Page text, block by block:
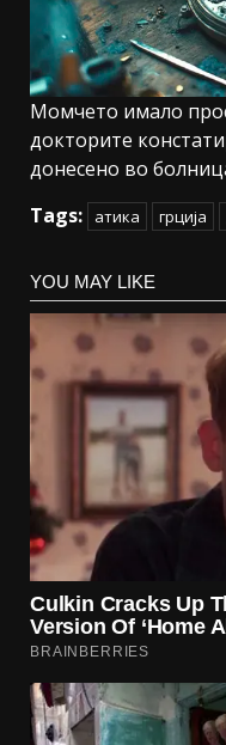
Момчето имало
докторите
донесено во
Tags:
атика грција